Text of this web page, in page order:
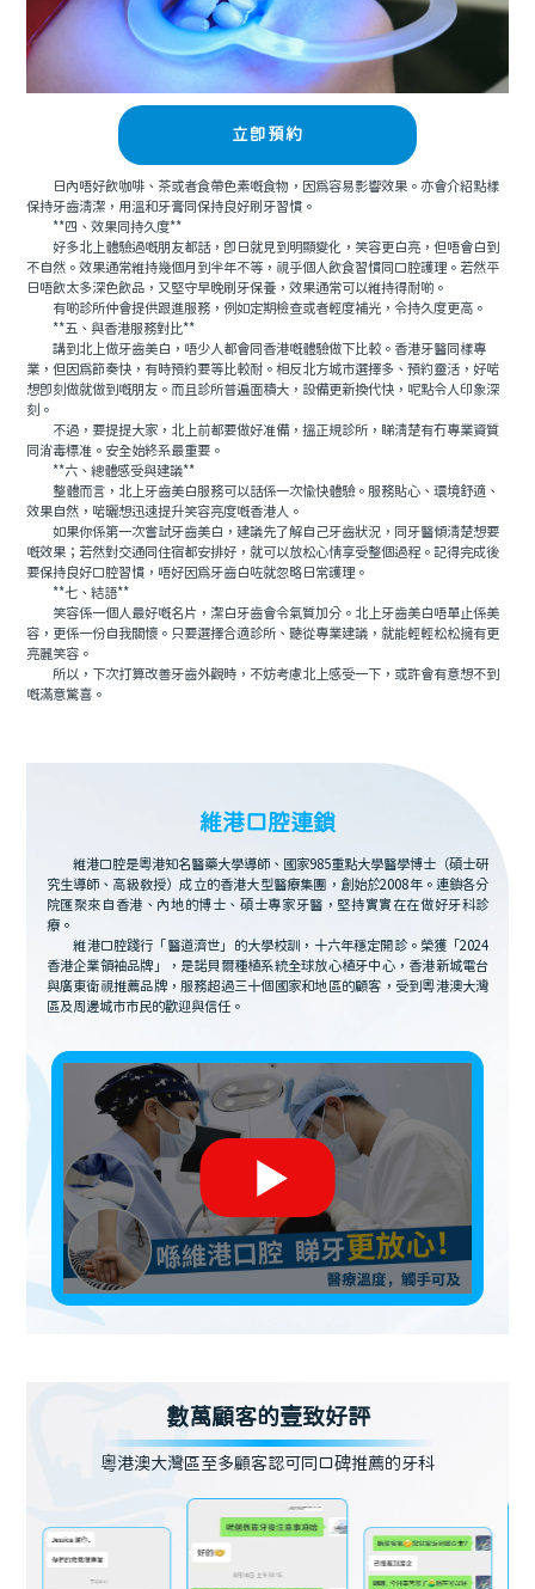
立即預約
日內唔好飲咖啡、茶或者食帶色素嘅食物，因爲容易影響效果。亦會介紹點樣
保持牙齒清潔，用溫和牙膏同保持良好刷牙習慣。
**四、效果同持久度**
好多北上體驗過嘅朋友都話，即日就見到明顯變化，笑容更白亮，但唔會白到
不自然。效果通常維持幾個月到半年不等，視乎個人飲食習慣同口腔護理。若然平
日唔飲太多深色飲品，又堅守早晚刷牙保養，效果通常可以維持得耐啲。
有啲診所仲會提供跟進服務，例如定期檢查或者輕度補光，令持久度更高。
**五、與香港服務對比**
講到北上做牙齒美白，唔少人都會同香港嘅體驗做下比較。香港牙醫同樣專
業，但因爲節奏快，有時預約要等比較耐。相反北方城市選擇多、預約靈活，好啱
想即刻做就做到嘅朋友。而且診所普遍面積大，設備更新換代快，呢點令人印象深
刻。
不過，要提提大家，北上前都要做好准備，搵正規診所，睇清楚有冇專業資質
同消毒標准。安全始終系最重要。
**六、總體感受與建議**
整體而言，北上牙齒美白服務可以話係一次愉快體驗。服務貼心、環境舒適、
效果自然，啱曬想迅速提升笑容亮度嘅香港人。
如果你係第一次嘗試牙齒美白，建議先了解自己牙齒狀況，同牙醫傾清楚想要
嘅效果；若然對交通同住宿都安排好，就可以放松心情享受整個過程。記得完成後
要保持良好口腔習慣，唔好因爲牙齒白咗就忽略日常護理。
**七、結語**
笑容係一個人最好嘅名片，潔白牙齒會令氣質加分。北上牙齒美白唔單止係美
容，更係一份自我關懷。只要選擇合適診所、聽從專業建議，就能輕輕松松擁有更
亮麗笑容。
所以，下次打算改善牙齒外觀時，不妨考慮北上感受一下，或許會有意想不到
嘅滿意驚喜。
維港口腔連鎖
維港口腔是粵港知名醫藥大學導師、國家985重點大學醫學博士（碩士研
究生導師、高級教授）成立的香港大型醫療集團，創始於2008年。連鎖各分
院匯聚來自香港、內地的博士、碩士專家牙醫，堅持實實在在做好牙科診
療。
維港口腔踐行「醫道濟世」的大學校訓，十六年穩定開診。榮獲「2024
香港企業領袖品牌」，是諾貝爾種植系統全球放心植牙中心，香港新城電台
與廣東衛視推薦品牌，服務超過三十個國家和地區的顧客，受到粵港澳大灣
區及周邊城市市民的歡迎與信任。
數萬顧客的壹致好評
粵港澳大灣區至多顧客認可同口碑推薦的牙科